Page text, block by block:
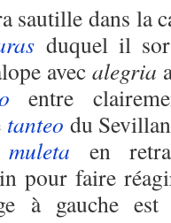
sautille dans la
duquel il
avec alegria
entre
tanteo du
muleta en
pour faire
à gauche est